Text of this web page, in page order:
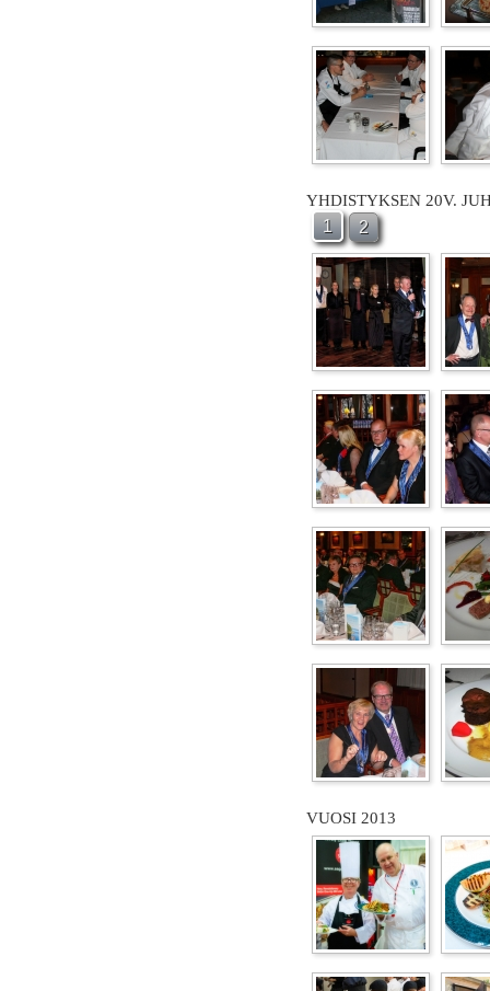
YHDISTYKSEN 20V.
1 2
VUOSI 2013